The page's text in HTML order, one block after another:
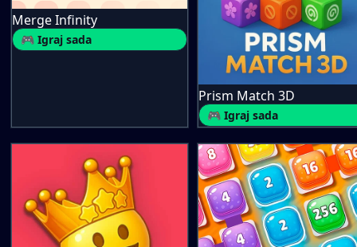
Merge Infinity
🎮 Igraj sada
Prism Match 3D
🎮 Igraj sada